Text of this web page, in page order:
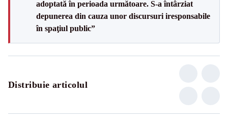
adoptată în perioada următoare. S-a întârziat
depunerea din cauza unor discursuri iresponsabile
în spaţiul public”
Distribuie articolul